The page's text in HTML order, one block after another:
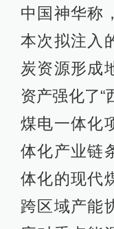
中国神华称
本次拟注入
炭资源形成
资产强化了“
煤电一体化
体化产业链
体化的现代
跨区域产能